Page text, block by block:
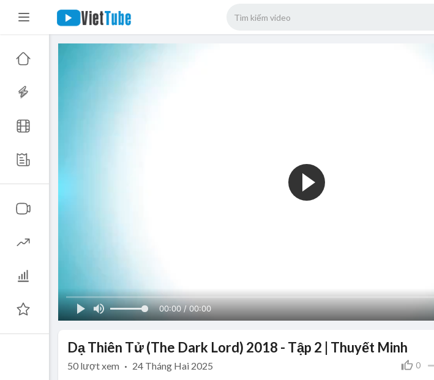
00:00 / 00:00
Dạ Thiên Tử (The Dark Lord) 2018 - Tập 2 | Thuyết Minh
0
50 lượt xem · 24 Tháng Hai 2025